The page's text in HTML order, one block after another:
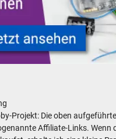
Projekt: Die oben
Affiliate-Links. Wenn